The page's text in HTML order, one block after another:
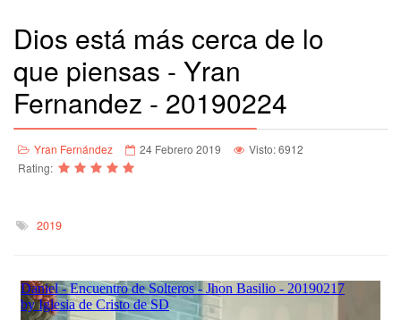
Dios está más cerca de lo
que piensas - Yran
Fernandez - 20190224
Yran Fernández 24 Febrero 2019
Visto: 6912
Rating:
2019